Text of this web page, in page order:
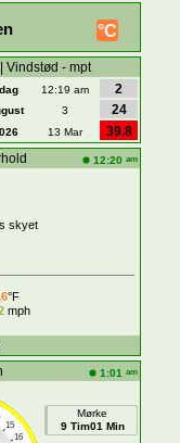
°C
Vindstød - mpt
12:19 am
2
3
24
13 Mar
39.8
12:20 am
skyet
°F
mph
1:01 am
15
16
Mørke
9 Tim01 Min